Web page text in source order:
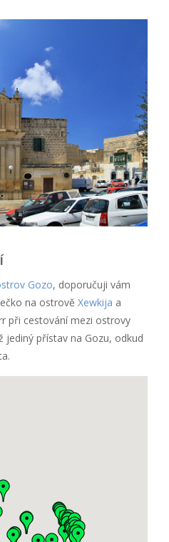
Gozo, doporučuji vám
na ostrově Xewkija a
při cestování mezi ostrovy
přístav na Gozu, odkud